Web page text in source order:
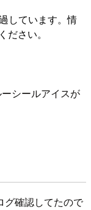
しています。情
さい。
シールアイスが
グ確認してたので